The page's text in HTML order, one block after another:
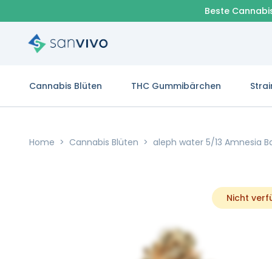
Beste
Cannabis Blüten THC Gummibärchen
Home > Cannabis Blüten > aleph water 5/13 Amnesia
Nicht